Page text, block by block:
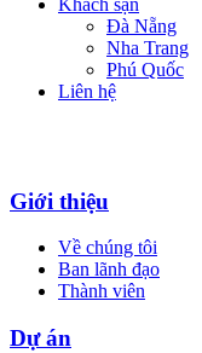
Khách sạn
Đà Nẵng
Nha Trang
Phú Quốc
Liên hệ
Giới thiệu
Về chúng tôi
Ban lãnh đạo
Thành viên
Dự án